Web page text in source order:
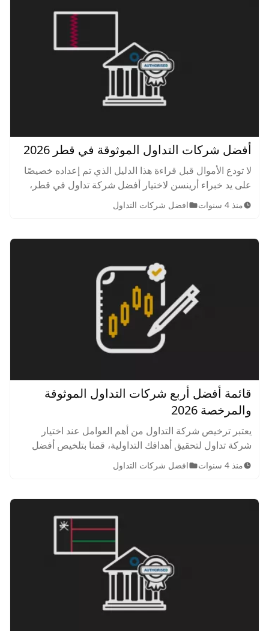
أفضل شركات التداول الموثوقة في قطر 2026
لا تودع الأموال قبل قراءة هذا الدليل الذي تم إعداده خصيصًا
على يد خبراء أرينسن لاختيا ر أفضل شركة تداول في قطر،
فمع نمو السوق كثرت الشركات اقرأ المقال لتتعرف على
شركات التداول الموثوقة والمرخصة في قطر.
منذ 4 سنوات افضل شركات التداول
قائمة أفضل أربع شركات التداول الموثوقة
والمرخصة 2026
يعتبر ترخيص شركة التداول من أهم العوامل عند اختيار
شركة تداول لتحقيق أهدافك التداولية، قمنا بتلخيص أفضل
منصة تداول موثوقة ومرخصة أصبح أمر غاية في السهولة
منذ 4 سنوات افضل شركات التداول